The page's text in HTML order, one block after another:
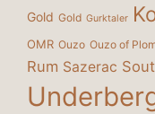
Gold Gold Gurktaler
OMR Ouzo Ouzo of
Rum Sazerac